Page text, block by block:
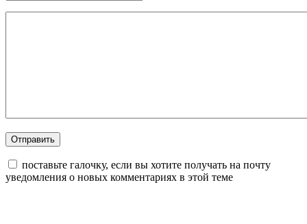
поставьте галочку, если вы хотите получать на почту
уведомления о новых комментариях в этой теме